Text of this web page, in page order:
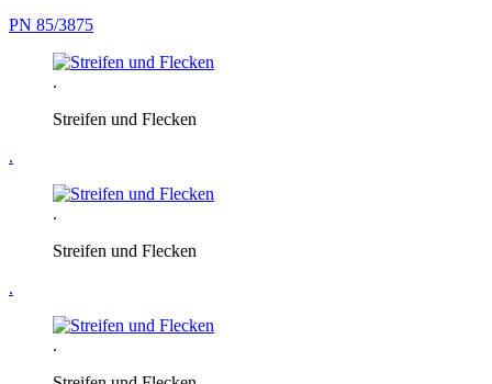
PN 85/3875
.
Streifen und Flecken
.
.
Streifen und Flecken
.
.